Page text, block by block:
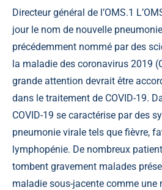
Directeur général de l’OMS.1
jour le nom de nouvelle
précédemment nommé par des
la maladie des coronavirus 2019
grande attention devrait être
dans le traitement de COVID-19.
COVID-19 se caractérise par des
pneumonie virale tels que fièvre,
lymphopénie. De nombreux
tombent gravement malades
maladie sous-jacente comme une